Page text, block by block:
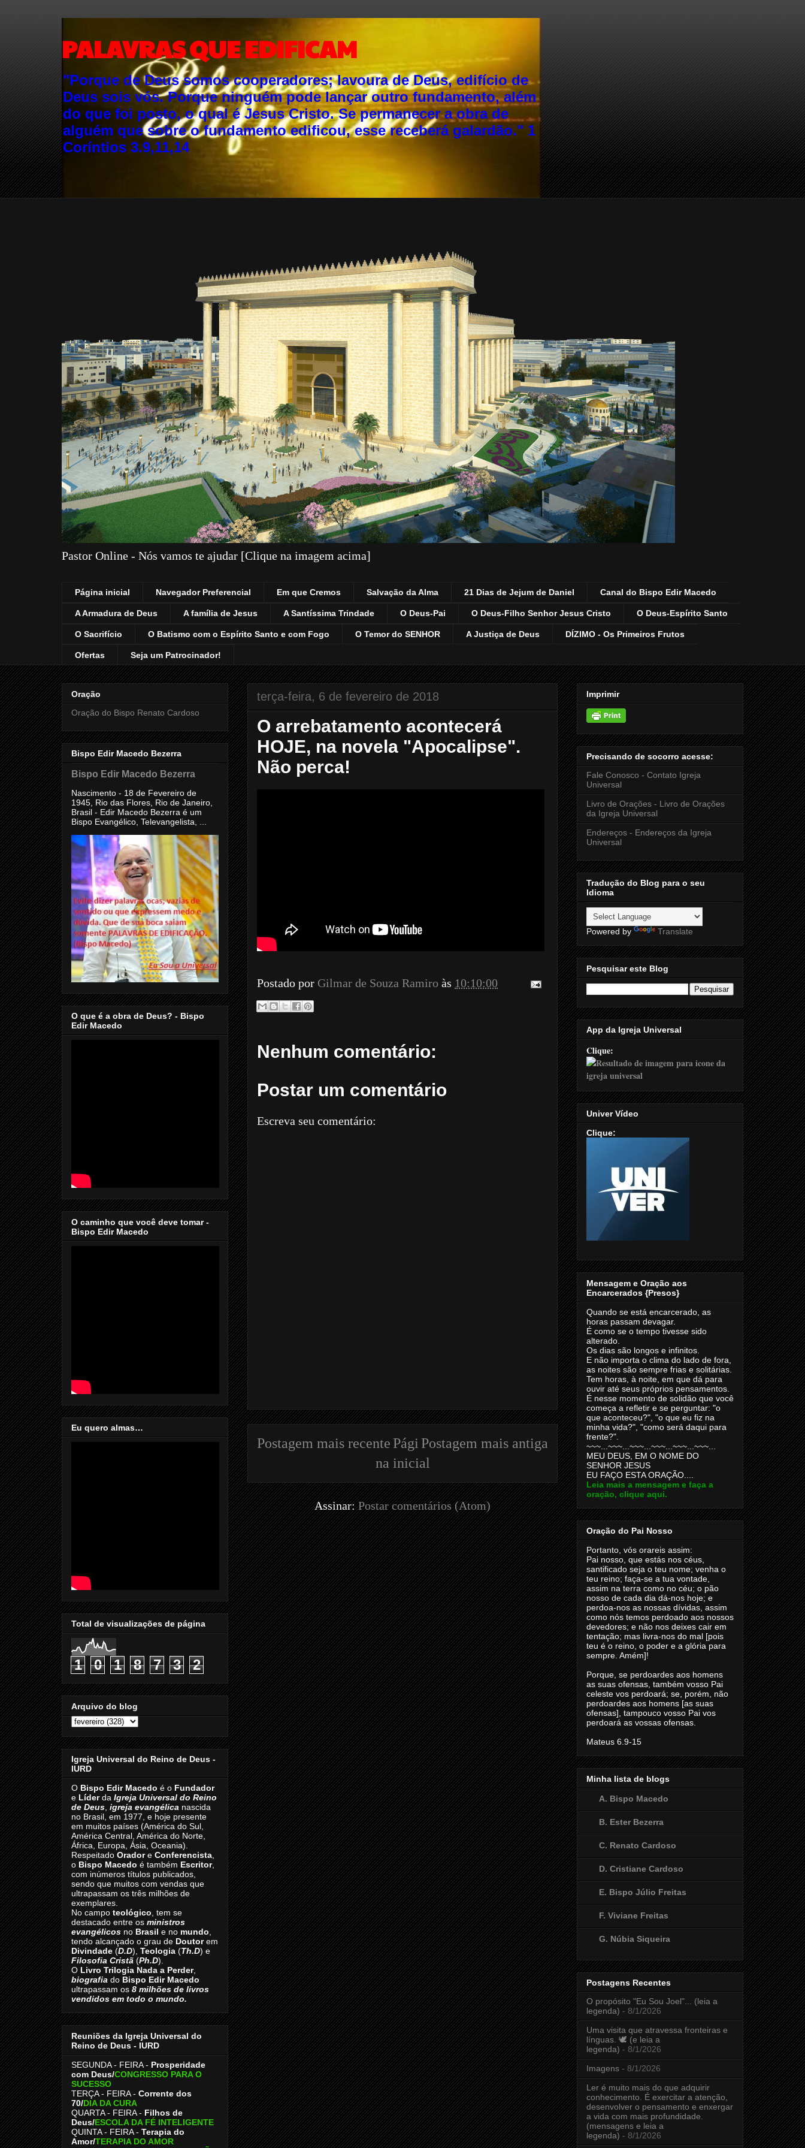
PALAVRAS QUE EDIFICAM
"Porque de Deus somos cooperadores; lavoura de Deus, edifício de
Deus sois vós. Porque ninguém pode lançar outro fundamento, além
do que foi posto, o qual é Jesus Cristo. Se permanecer a obra de
alguém que sobre o fundamento edificou, esse receberá galardão." 1
Coríntios 3.9,11,14
Pastor Online - Nós vamos te ajudar [Clique na imagem acima]
Página inicial Navegador Preferencial Em que Cremos Salvação da Alma 21 Dias de Jejum de Daniel Canal do Bispo Edir Macedo
A Armadura de Deus A família de Jesus A Santíssima Trindade O Deus-Pai O Deus-Filho Senhor Jesus Cristo O Deus-Espírito Santo
O Sacrifício O Batismo com o Espírito Santo e com Fogo O Temor do SENHOR A Justiça de Deus DÍZIMO - Os Primeiros Frutos
Ofertas Seja um Patrocinador!
terça-feira, 6 de fevereiro de 2018
O arrebatamento acontecerá
HOJE, na novela "Apocalipse".
Não perca!
Postado por Gilmar de Souza Ramiro às 10:10:00
Nenhum comentário:
Postar um comentário
Escreva seu comentário:
Postagem mais recente Postagem mais antiga
Pági
na inicial
Assinar:Postar comentários (Atom)
Oração
Oração do Bispo Renato Cardoso
Bispo Edir Macedo Bezerra
Bispo Edir Macedo Bezerra
Nascimento - 18 de Fevereiro de
1945, Rio das Flores, Rio de Janeiro,
Brasil - Edir Macedo Bezerra é um
Bispo Evangélico, Televangelista, ...
O que é a obra de Deus? - Bispo
Edir Macedo
O caminho que você deve tomar -
Bispo Edir Macedo
Eu quero almas…
Total de visualizações de página
1 0 1 8 7 3 2
Arquivo do blog
Igreja Universal do Reino de Deus -
IURD
O Bispo Edir Macedo é o Fundador
e Líderda Igreja Universal do Reino
de Deus, igreja evangélica nascida
no Brasil, em 1977, e hoje presente
em muitos países (América do Sul,
América Central, América do Norte,
África, Europa, Ásia, Oceania).
Respeitado Oradore Conferencista,
o Bispo Macedo é também Escritor,
com inúmeros títulos publicados,
sendo que muitos com vendas que
ultrapassam os três milhões de
exemplares.
No campo teológico, tem se
destacado entre os ministros
evangélicos no Brasil e no mundo,
tendo alcançado o grau de Doutorem
Divindade (D.D), Teologia (Th.D) e
Filosofia Cristã (Ph.D).
O Livro Trilogia Nada a Perder,
biografia do Bispo Edir Macedo
ultrapassam os 8 milhões de livros
vendidos em todo o mundo.
Reuniões da Igreja Universal do
Reino de Deus - IURD
SEGUNDA - FEIRA - Prosperidade
com Deus/CONGRESSO PARA O
SUCESSO
TERÇA - FEIRA - Corrente dos
70/DIA DA CURA
QUARTA - FEIRA - Filhos de
Deus/ESCOLA DA FÉ INTELIGENTE
QUINTA - FEIRA - Terapia do
Amor/TERAPIA DO AMOR
Imprimir
Precisando de socorro acesse:
Fale Conosco - Contato Igreja
Universal
Livro de Orações - Livro de Orações
da Igreja Universal
Endereços - Endereços da Igreja
Universal
Tradução do Blog para o seu
Idioma
Powered by Translate
Pesquisar este Blog
App da Igreja Universal
Clique:
Univer Vídeo
Clique:
Mensagem e Oração aos
Encarcerados {Presos}
Quando se está encarcerado, as
horas passam devagar.
É como se o tempo tivesse sido
alterado.
Os dias são longos e infinitos.
E não importa o clima do lado de fora,
as noites são sempre frias e solitárias.
Tem horas, à noite, em que dá para
ouvir até seus próprios pensamentos.
É nesse momento de solidão que você
começa a refletir e se perguntar: "o
que aconteceu?", "o que eu fiz na
minha vida?", "como será daqui para
frente?".
~~~...~~~...~~~...~~~...~~~...~~~...
MEU DEUS, EM O NOME DO
SENHOR JESUS
EU FAÇO ESTA ORAÇÃO....
Leia mais a mensagem e faça a
oração, clique aqui.
Oração do Pai Nosso
Portanto, vós orareis assim:
Pai nosso, que estás nos céus,
santificado seja o teu nome; venha o
teu reino; faça-se a tua vontade,
assim na terra como no céu; o pão
nosso de cada dia dá-nos hoje; e
perdoa-nos as nossas dívidas, assim
como nós temos perdoado aos nossos
devedores; e não nos deixes cair em
tentação; mas livra-nos do mal [pois
teu é o reino, o poder e a glória para
sempre. Amém]!
Porque, se perdoardes aos homens
as suas ofensas, também vosso Pai
celeste vos perdoará; se, porém, não
perdoardes aos homens [as suas
ofensas], tampouco vosso Pai vos
perdoará as vossas ofensas.
Mateus 6.9-15
Minha lista de blogs
A. Bispo Macedo
B. Ester Bezerra
C. Renato Cardoso
D. Cristiane Cardoso
E. Bispo Júlio Freitas
F. Viviane Freitas
G. Núbia Siqueira
Postagens Recentes
O propósito "Eu Sou Joel"... (leia a
legenda) - 8/1/2026
Uma visita que atravessa fronteiras e
línguas. 🕊️ (e leia a
legenda) - 8/1/2026
Imagens - 8/1/2026
Ler é muito mais do que adquirir
conhecimento. É exercitar a atenção,
desenvolver o pensamento e enxergar
a vida com mais profundidade.
(mensagens e leia a
legenda) - 8/1/2026